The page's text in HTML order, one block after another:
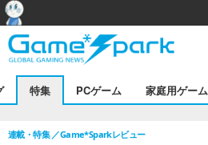
特集 PCゲーム 家庭用ゲーム
連載・特集 Game*Sparkレビュー